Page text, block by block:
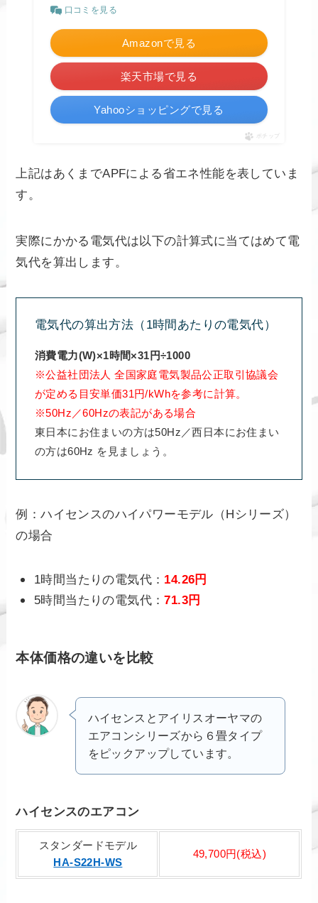
口コミを見る
Amazonで見る
楽天市場で見る
Yahooショッピングで見る
ポチップ
上記はあくまでAPFによる省エネ性能を表していま
す。
実際にかかる電気代は以下の計算式に当てはめて電
気代を算出します。
電気代の算出方法（1時間あたりの電気代）
消費電力(W)×1時間×31円÷1000
※公益社団法人 全国家庭電気製品公正取引協議会
が定める目安単価31円/kWhを参考に計算。
※50Hz／60Hzの表記がある場合
東日本にお住まいの方は50Hz／西日本にお住まい
の方は60Hz を見ましょう。
例：ハイセンスのハイパワーモデル（Hシリーズ）
の場合
1時間当たりの電気代： 14.26円
5時間当たりの電気代：71.3円
本体価格の違いを比較
ハイセンスとアイリスオーヤマの
エアコンシリーズから６畳タイプ
をピックアップしています。
ハイセンスのエアコン
スタンダードモデル
HA-S22H-WS
49,700円(税込)